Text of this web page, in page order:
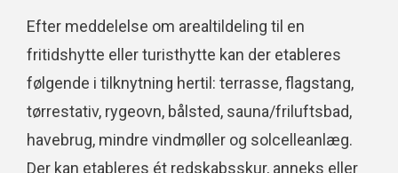
Efter meddelelse om arealtildeling til en
fritidshytte eller turisthytte kan der etableres
følgende i tilknytning hertil: terrasse, flagstang,
tørrestativ, rygeovn, bålsted, sauna/friluftsbad,
havebrug, mindre vindmøller og solcelleanlæg.
Der kan etableres ét redskabsskur, anneks eller